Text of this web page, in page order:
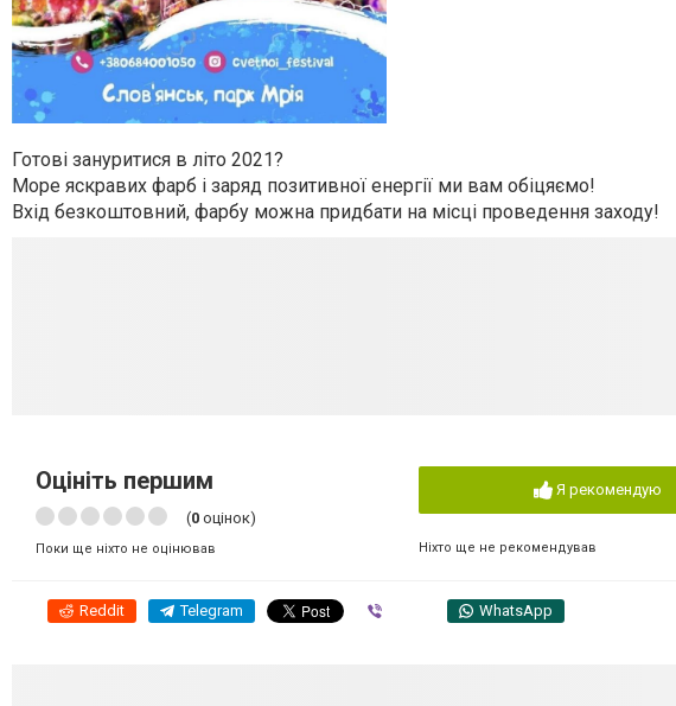
Готові зануритися в літо 2021?
Море яскравих фарб і заряд позитивної енергії ми вам обіцяємо!
Вхід безкоштовний, фарбу можна придбати на місці проведення заходу!
Оцініть першим
(0 оцінок)
Поки ще ніхто не оцінював
Я рекомендую
Ніхто ще не рекомендував
Reddit Telegram WhatsApp